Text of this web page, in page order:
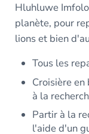
Hluhluwe
planète, pour
lions et bien
Tous les
Croisière
à la
Partir à la
l'aide d'un